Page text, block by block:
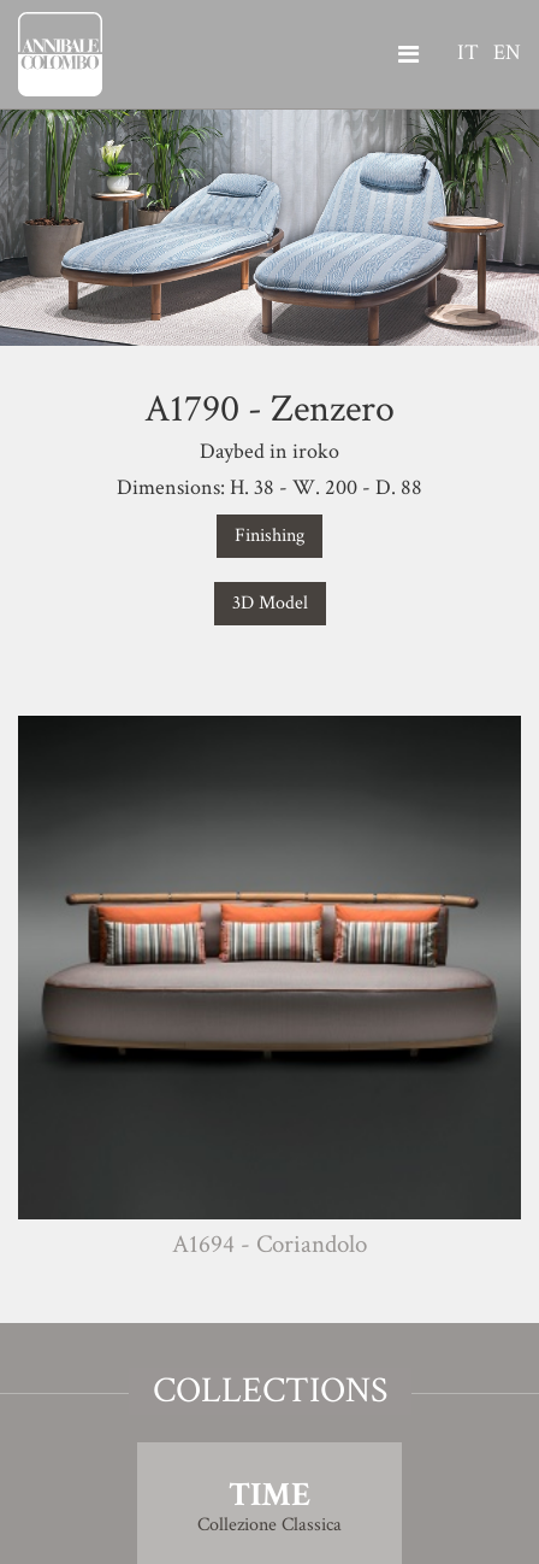
IT EN
A1790 - Zenzero
Daybed in iroko
Dimensions: H. 38 - W. 200 - D. 88
Finishing
3D Model
A1694 - Coriandolo
COLLECTIONS
TIME
Collezione Classica